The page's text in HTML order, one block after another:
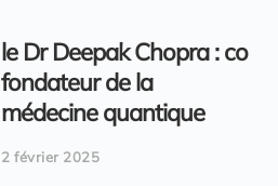
le Dr Deepak Chopra : co
fondateur de la
médecine quantique
2 février 2025